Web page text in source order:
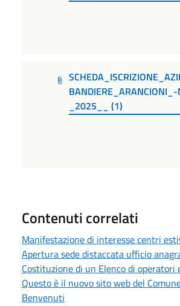
BANDIERE_ARANCIONI_-
_2025__ (1)
Contenuti correlati
Manifestazione di interesse centri
Apertura sede distaccata ufficio
Costituzione di un Elenco di operatori
Questo è il nuovo sito web del
Benvenuti